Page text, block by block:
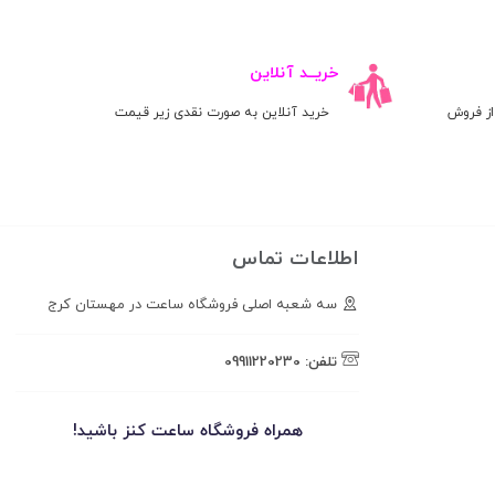
فروش
خریــد آنلاین
خرید آنلاین به صورت نقدی زیر قیمت
اطلاعات تماس
سه شعبه اصلی فروشگاه ساعت در مهستان کرج
تلفن: 09911220230
همراه فروشگاه ساعت کنز باشید!